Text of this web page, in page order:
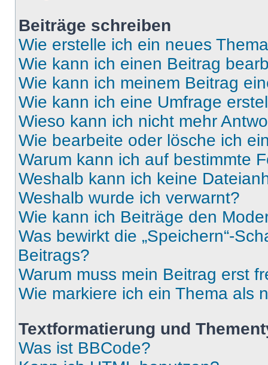
Beiträge schreiben
Wie erstelle ich ein neues
Wie kann ich einen Beitrag
Wie kann ich meinem Beitrag
Wie kann ich eine Umfrage
Wieso kann ich nicht mehr
Wie bearbeite oder lösche ich
Warum kann ich auf bestimmte
Weshalb kann ich keine
Weshalb wurde ich verwarnt?
Wie kann ich Beiträge den
Was bewirkt die „Speichern“-
Beitrags?
Warum muss mein Beitrag erst
Wie markiere ich ein Thema als
Textformatierung und
Was ist BBCode?